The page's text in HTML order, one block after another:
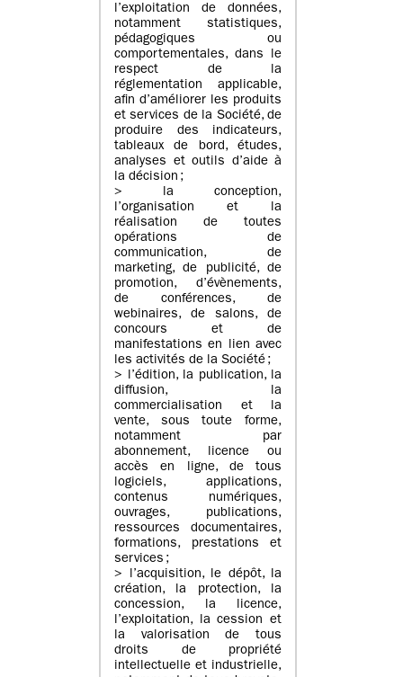
l’exploitation de données,
notamment statistiques,
pédagogiques ou
comportementales, dans le
respect de la
réglementation applicable,
afin d’améliorer les produits
et services de la Société, de
produire des indicateurs,
tableaux de bord, études,
analyses et outils d’aide à
la décision ;
> la conception,
l’organisation et la
réalisation de toutes
opérations de
communication, de
marketing, de publicité, de
promotion, d’évènements,
de conférences, de
webinaires, de salons, de
concours et de
manifestations en lien avec
les activités de la Société ;
> l’édition, la publication, la
diffusion, la
commercialisation et la
vente, sous toute forme,
notamment par
abonnement, licence ou
accès en ligne, de tous
logiciels, applications,
contenus numériques,
ouvrages, publications,
ressources documentaires,
formations, prestations et
services ;
> l’acquisition, le dépôt, la
création, la protection, la
concession, la licence,
l’exploitation, la cession et
la valorisation de tous
droits de propriété
intellectuelle et industrielle,